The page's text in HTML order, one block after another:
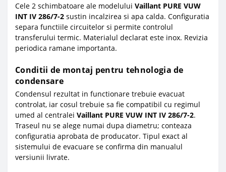
Cele 2 schimbatoare ale modelului Vaillant PURE VUW
INT IV 286/7-2 sustin incalzirea si apa calda. Configuratia
separa functiile circuitelor si permite controlul
transferului termic. Materialul declarat este inox. Revizia
periodica ramane importanta.
Conditii de montaj pentru tehnologia de
condensare
Condensul rezultat in functionare trebuie evacuat
controlat, iar cosul trebuie sa fie compatibil cu regimul
umed al centralei Vaillant PURE VUW INT IV 286/7-2.
Traseul nu se alege numai dupa diametru; conteaza
configuratia aprobata de producator. Tipul exact al
sistemului de evacuare se confirma din manualul
versiunii livrate.